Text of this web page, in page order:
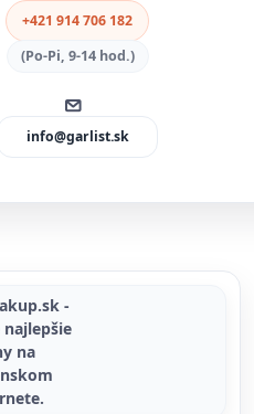
+421 914 706 182
(Po-Pi, 9-14 hod.)
info@garlist.sk